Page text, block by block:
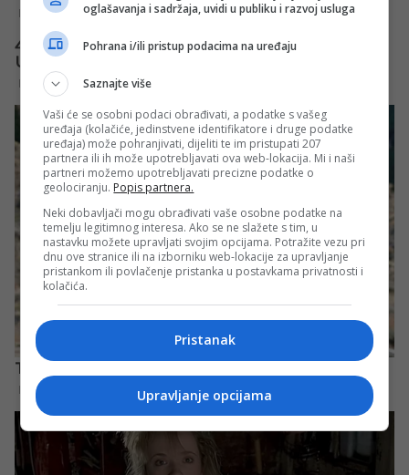
oglašavanja i sadržaja, uvidi u publiku i razvoj usluga
Pohrana i/ili pristup podacima na uređaju
Saznajte više
Vaši će se osobni podaci obrađivati, a podatke s vašeg
uređaja (kolačiće, jedinstvene identifikatore i druge podatke
uređaja) može pohranjivati, dijeliti te im pristupati 207
partnera ili ih može upotrebljavati ova web-lokacija. Mi i naši
partneri možemo upotrebljavati precizne podatke o
geolociranju. Popis partnera.
Neki dobavljači mogu obrađivati vaše osobne podatke na
temelju legitimnog interesa. Ako se ne slažete s tim, u
nastavku možete upravljati svojim opcijama. Potražite vezu pri
dnu ove stranice ili na izborniku web-lokacije za upravljanje
pristankom ili povlačenje pristanka u postavkama privatnosti i
kolačića.
Pristanak
Upravljanje opcijama